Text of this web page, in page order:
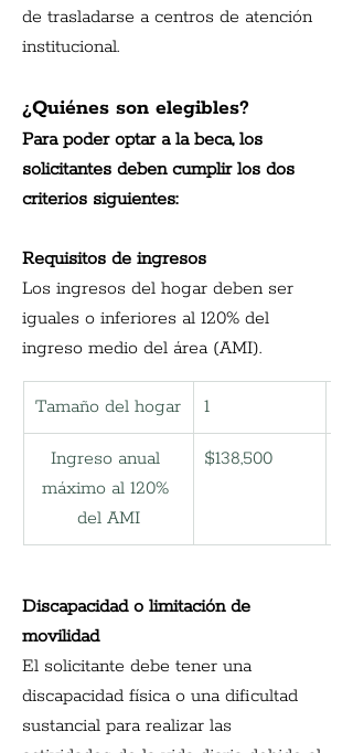
de trasladarse a centros de atención
institucional.
¿Quiénes son elegibles?
Para poder optar a la beca, los
solicitantes deben cumplir los dos
criterios siguientes:
Requisitos de ingresos
Los ingresos del hogar deben ser
iguales o inferiores al 120% del
ingreso medio del área (AMI).
Tamaño del hogar 1
Ingreso anual
máximo al 120%
del AMI
$138,500
Discapacidad o limitación de
movilidad
El solicitante debe tener una
discapacidad física o una dificultad
sustancial para realizar las